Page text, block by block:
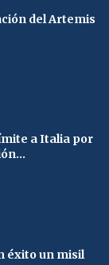
del Artemis
a Italia por
éxito un misil